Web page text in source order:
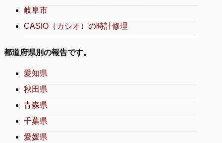
岐阜市
CASIO（カシオ）の時計修理
都道府県別の報告です。
愛知県
秋田県
青森県
千葉県
愛媛県